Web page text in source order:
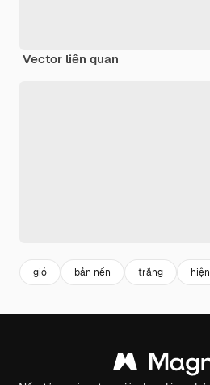
Vector liên quan
gió bản nền trắng